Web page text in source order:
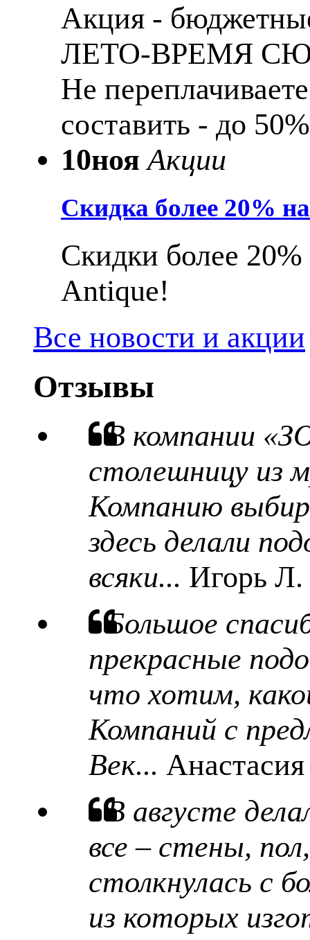
Акция -
ЛЕТО-ВРЕМЯ
Не
составить - до
10ноя Акции
Скидка более 20%
Скидки более
Antique!
Все новости и акции
Отзывы
В компании
столешницу из
Компанию
здесь делали
всяки... Игорь Л.
Большое
прекрасные
что хотим,
Компаний с
Век...
В августе
все – стены,
столкнулась с
из которых